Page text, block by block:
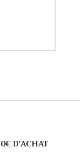
D'ACHAT